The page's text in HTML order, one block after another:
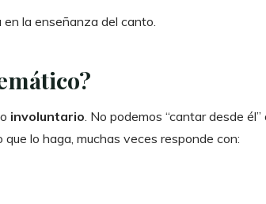
la enseñanza del canto.
involuntario . No podemos “cantar desde
lo haga, muchas veces responde con: